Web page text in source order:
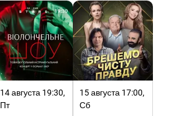
14 августа 19:30,
Пт
15 августа 17:00,
Сб